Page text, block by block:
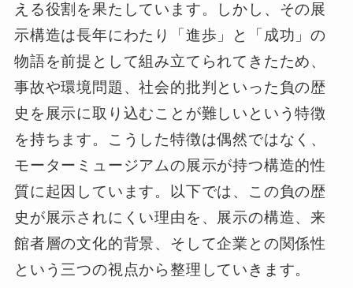
える役割を果たしています。しかし、その展
示構造は長年にわたり「進歩」と「成功」の
物語を前提として組み立てられてきたため、
事故や環境問題、社会的批判といった負の歴
史を展示に取り込むことが難しいという特徴
を持ちます。こうした特徴は偶然ではなく、
モーターミュージアムの展示が持つ構造的性
質に起因しています。以下では、この負の歴
史が展示されにくい理由を、展示の構造、来
館者層の文化的背景、そして企業との関係性
という三つの視点から整理していきます。